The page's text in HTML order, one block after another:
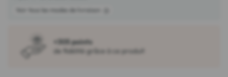
Voir tous les modes de livraison
+305 points
de fidélité grâce à ce produit